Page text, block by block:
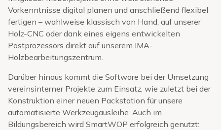
Vorkenntnisse digital planen und anschließend flexibel
fertigen – wahlweise klassisch von Hand, auf unserer
Holz-CNC oder dank eines eigens entwickelten
Postprozessors direkt auf unserem IMA-
Holzbearbeitungszentrum.
Darüber hinaus kommt die Software bei der Umsetzung
vereinsinterner Projekte zum Einsatz, wie zuletzt bei der
Konstruktion einer neuen Packstation für unsere
automatisierte Werkzeugausleihe. Auch im
Bildungsbereich wird SmartWOP erfolgreich genutzt: